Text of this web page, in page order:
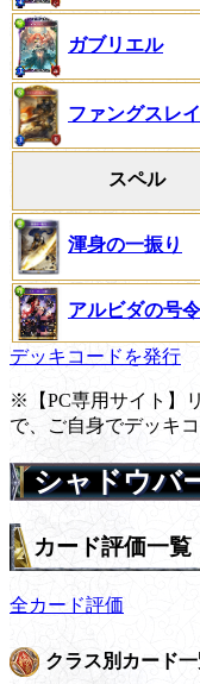
ガブリエル
ファングスレ
スペル
渾身の一振り
アルビダの号令
デッキコードを発行
※【PC専用サイト】
で、ご自身でデッキ
シャドウバ
カード評価一覧
全カード評価
クラス別カード